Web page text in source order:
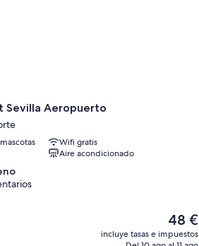
Sevilla Aeropuerto
Wifi gratis
Aire acondicionado
El
precio
actual
48 €
incluye tasas e impuestos